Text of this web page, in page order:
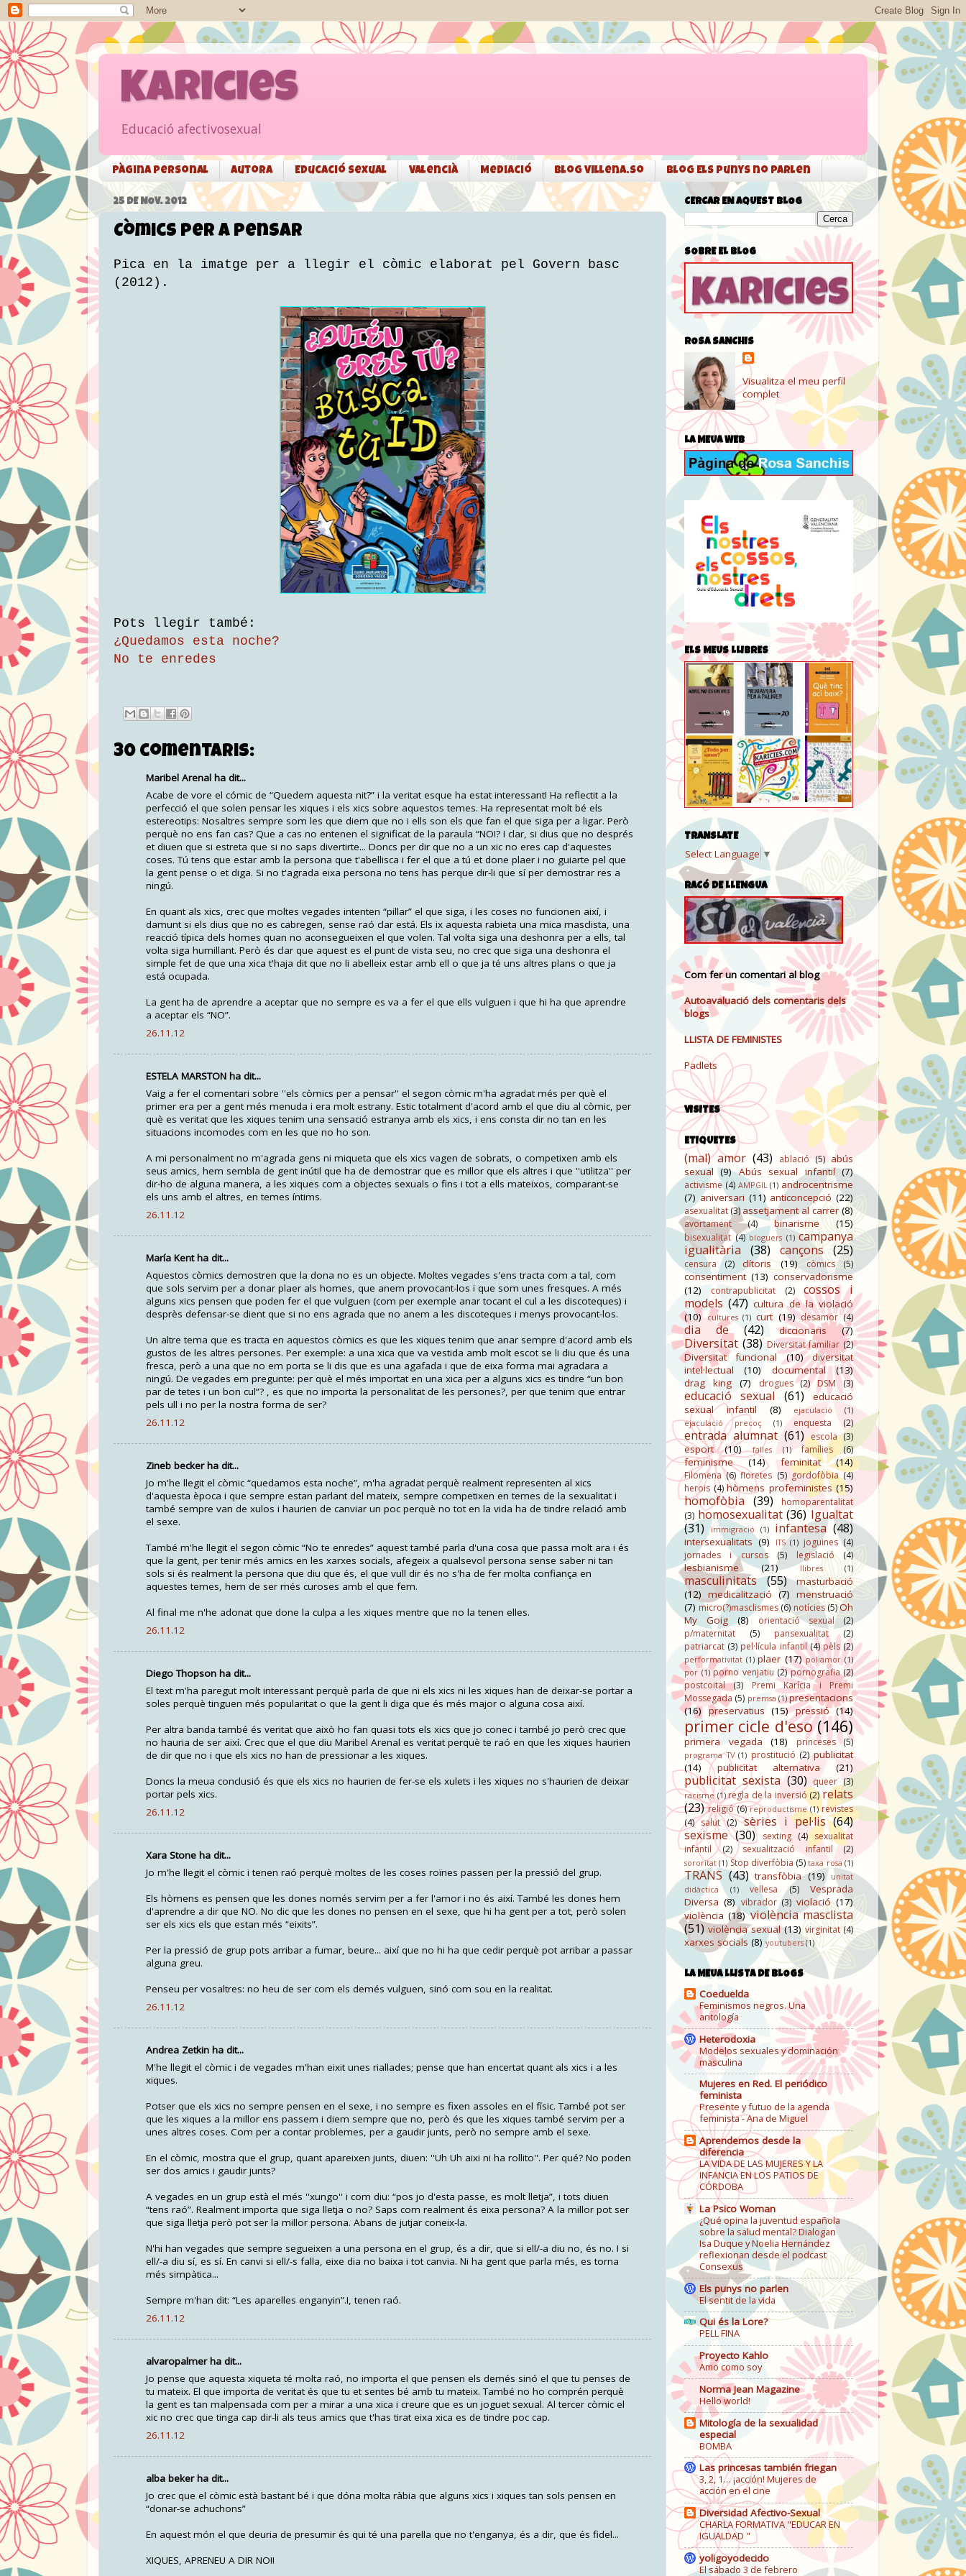
Karicies
Educació afectivosexual
Pàgina personal Autora Educació sexual Valencià Mediació Blog Villena.so Blog Els punys no parlen
25 DE NOV. 2012
Còmics per a pensar
Pica en la imatge per a llegir el còmic elaborat pel Govern basc
(2012).
Pots llegir també:
¿Quedamos esta noche?
No te enredes
30 comentaris:
Maribel Arenal ha dit...
Acabe de vore el cómic de “Quedem aquesta nit?” i la veritat esque ha estat interessant! Ha reflectit a la
perfecció el que solen pensar les xiques i els xics sobre aquestos temes. Ha representat molt bé els
estereotips: Nosaltres sempre som les que diem que no i ells son els que fan el que siga per a ligar. Però
perquè no ens fan cas? Que a cas no entenen el significat de la paraula “NO!? I clar, si dius que no després
et diuen que si estreta que si no saps divertirte... Doncs per dir que no a un xic no eres cap d'aquestes
coses. Tú tens que estar amb la persona que t'abellisca i fer el que a tú et done plaer i no guiarte pel que
la gent pense o et diga. Si no t'agrada eixa persona no tens has perque dir-li que sí per demostrar res a
ningú.
En quant als xics, crec que moltes vegades intenten “pillar” el que siga, i les coses no funcionen així, i
damunt si els dius que no es cabregen, sense raó clar está. Els ix aquesta rabieta una mica masclista, una
reacció típica dels homes quan no aconsegueixen el que volen. Tal volta siga una deshonra per a ells, tal
volta siga humillant. Però és clar que aquest es el punt de vista seu, no crec que siga una deshonra el
simple fet de que una xica t'haja dit que no li abelleix estar amb ell o que ja té uns altres plans o que ja
está ocupada.
La gent ha de aprendre a aceptar que no sempre es va a fer el que ells vulguen i que hi ha que aprendre
a aceptar els “NO”.
26.11.12
ESTELA MARSTON ha dit...
Vaig a fer el comentari sobre ''els còmics per a pensar'' el segon còmic m'ha agradat més per què el
primer era per a gent més menuda i era molt estrany. Estic totalment d'acord amb el que diu al còmic, per
què es veritat que les xiques tenim una sensació estranya amb els xics, i ens consta dir no tan en les
situacions incomodes com en les que no ho son.
A mi personalment no m'agrada gens ni miqueta que els xics vagen de sobrats, o competixen amb els
seus amics, hem sembla de gent inútil que ha de demostrar que es millor que els altres i que ''utilitza'' per
dir-ho de alguna manera, a les xiques com a objectes sexuals o fins i tot a ells mateixos, comparant-se
els uns amb el altres, en temes íntims.
26.11.12
María Kent ha dit...
Aquestos còmics demostren que la dona no es un objecte. Moltes vegades s'ens tracta com a tal, com
que sols servim per a donar plaer als homes, que anem provocant-los i que som unes fresques. A més
alguns xics pensen que poden fer el que vulguen (com per exemple anar tocant el cul a les discoteques) i
desprès defensar-se dient que si no ens agrada que no anem a les discoteques i menys provocant-los.
Un altre tema que es tracta en aquestos còmics es que les xiques tenim que anar sempre d'acord amb els
gustos de les altres persones. Per exemple: a una xica que va vestida amb molt escot se li diu que és una
fresca, però a una que no em porta se li dis que es una agafada i que de eixa forma mai agradara a
ningú. De vegades em pregunte: per què el més importat en una xica per a alguns xics es tindre “un bon
par de tetes i un bon cul”? , es que no importa la personalitat de les persones?, per que tenim que entrar
pels ull i no per la nostra forma de ser?
26.11.12
Zineb becker ha dit...
Jo m'he llegit el còmic “quedamos esta noche”, m'ha agradat perquè realment representen al xics
d'aquesta època i que sempre estan parlant del mateix, sempre competixen en temes de la sexualitat i
també sempre van de xulos i haurien de canviar un poc perquè no tot en la vida ha de tindre relació amb
el sexe.
També m'he llegit el segon còmic “No te enredes” aquest també parla d'una cosa que passa molt ara i és
que la gent, per tenir més amics en les xarxes socials, afegeix a qualsevol persona sense saber ni tan
sols si és realment la persona que diu que és, el que vull dir és no s'ha de fer molta confiança en
aquestes temes, hem de ser més curoses amb el que fem.
Al final me n'he adonat que done la culpa a les xiques mentre que no la tenen elles.
26.11.12
Diego Thopson ha dit...
El text m'ha paregut molt interessant perquè parla de que ni els xics ni les xiques han de deixar-se portar a
soles perquè tinguen més popularitat o que la gent li diga que és més major o alguna cosa així.
Per altra banda també és veritat que això ho fan quasi tots els xics que jo conec i també jo però crec que
no hauria de ser així. Crec que el que diu Maribel Arenal es veritat perquè te raó en que les xiques haurien
de dir que no i que els xics no han de pressionar a les xiques.
Doncs la meua conclusió és que els xics no haurien de fer-se els xulets i les xiques no s'haurien de deixar
portar pels xics.
26.11.12
Xara Stone ha dit...
Jo m'he llegit el còmic i tenen raó perquè moltes de les coses roïnes passen per la pressió del grup.
Els hòmens es pensen que les dones només servim per a fer l'amor i no és així. També les dones hem
d'aprendre a dir que NO. No dic que les dones no pensen en el sexe, que hi ha gent per a tot, però solen
ser els xics els que estan més “eixits”.
Per la pressió de grup pots arribar a fumar, beure... així que no hi ha que cedir perquè pot arribar a passar
alguna greu.
Penseu per vosaltres: no heu de ser com els demés vulguen, sinó com sou en la realitat.
26.11.12
Andrea Zetkin ha dit...
M'he llegit el còmic i de vegades m'han eixit unes riallades; pense que han encertat quant als xics i a les
xiques.
Potser que els xics no sempre pensen en el sexe, i no sempre es fixen assoles en el físic. També pot ser
que les xiques a la millor ens passem i diem sempre que no, però és que les xiques també servim per a
unes altres coses. Com per a contar problemes, per a gaudir junts, però no sempre amb el sexe.
En el còmic, mostra que el grup, quant apareixen junts, diuen: ''Uh Uh aixi ni ha rollito''. Per qué? No poden
ser dos amics i gaudir junts?
A vegades en un grup està el més ''xungo'' i com diu: “pos jo d'esta passe, es molt lletja”, i tots diuen
“tens raó”. Realment importa que siga lletja o no? Saps com realment és eixa persona? A la millor pot ser
que siga lletja però pot ser la millor persona. Abans de jutjar coneix-la.
N'hi han vegades que sempre segueixen a una persona en el grup, és a dir, que si ell/-a diu no, és no. I si
ell/-a diu sí, es sí. En canvi si ell/-s falla, eixe dia no baixa i tot canvia. Ni ha gent que parla més, es torna
més simpàtica...
Sempre m'han dit: “Les aparelles enganyin”.I, tenen raó.
26.11.12
alvaropalmer ha dit...
Jo pense que aquesta xiqueta té molta raó, no importa el que pensen els demés sinó el que tu penses de
tu mateix. El que importa de veritat és que tu et sentes bé amb tu mateix. També no ho comprén perquè
la gent es tan malpensada com per a mirar a una xica i creure que es un joguet sexual. Al tercer còmic el
xic no crec que tinga cap dir-li als teus amics que t'has tirat eixa xica es de tindre poc cap.
26.11.12
alba beker ha dit...
Jo crec que el còmic està bastant bé i que dóna molta ràbia que alguns xics i xiques tan sols pensen en
“donar-se achuchons”
En aquest món el que deuria de presumir és qui té una parella que no t'enganya, és a dir, que és fidel...
XIQUES, APRENEU A DIR NO!!
CERCAR EN AQUEST BLOG
SOBRE EL BLOG
ROSA SANCHIS
Visualitza el meu perfil
complet
LA MEUA WEB
ELS MEUS LLIBRES
TRANSLATE
Select Language ▼
RACÓ DE LLENGUA
Com fer un comentari al blog
Autoavaluació dels comentaris dels
blogs
LLISTA DE FEMINISTES
Padlets
VISITES
ETIQUETES
(mal) amor (43) ablació (5) abús
sexual (9) Abús sexual infantil (7)
activisme (4) AMPGIL (1) androcentrisme
(7) aniversari (11) anticoncepció (22)
asexualitat (3)assetjament al carrer (8)
avortament (4) binarisme (15)
bisexualitat (4) bloguers (1) campanya
igualitària
(38) cançons (25)
censura (2) clítoris (19) còmics (5)
consentiment (13) conservadorisme
(12)
contrapublicitat (2)
cossos i
models (47) cultura de la violació
(10) cultures (1) curt (19) desamor (4)
dia de (42) diccionaris (7)
Diversitat (38) Diversitat familiar (2)
Diversitat funcional (10)
diversitat
intel·lectual
(10) documental
(13)
drag king
(7) drogues (2) DSM (3)
educació sexual (61)
educació
sexual infantil
(8) ejaculació
(1)
ejaculació precoç
(1) enquesta (2)
entrada alumnat (61) escola (3)
esport (10) falles (1) famílies (6)
feminisme (14) feminitat (14)
Filomena (6) floretes (5) gordofòbia (4)
herois (4) hòmens profeministes (15)
homofòbia (39)
homoparentalitat
(3) homosexualitat (36) Igualtat
(31)
immigració (1) infantesa (48)
intersexualitats (9) ITS (1) joguines (4)
jornades i cursos
(5) legislació (4)
lesbianisme (21) llibres (1)
masculinitats (55)
masturbació
(12) medicalització (7) menstruació
(7) micro(?)masclismes (6) notícies(5)Oh
My Goig
(8) orientació sexual
(2)
p/maternitat
(5) pansexualitat
(2)
patriarcat (3) pel·lícula infantil (4) pèls (2)
performativitat (1) plaer (17) poliamor (1)
por (1) porno venjatiu (2) pornografia (2)
postcoital
(3)
Premi Karícia i Premi
Mossegada (5) premsa (1) presentacions
(16) preservatius (15) pressió (14)
primer cicle d'eso (146)
primera vegada (18) princeses (5)
programa TV (1) prostitució (2) publicitat
(14)
publicitat alternativa (21)
publicitat sexista (30) queer (3)
racisme (1) regla de la inversió (2) relats
(23) religió (6) reproductisme (1) revistes
(4) salut (2) sèries i pel·lis (64)
sexisme (30) sexting (4) sexualitat
infantil
(2) sexualització infantil (2)
sororitat (1) Stop diverfòbia (5) taxa rosa (1)
TRANS (43) transfòbia (19)
unitat
didàctica
(1) vellesa (5)
Vesprada
Diversa (8) vibrador (3) violació (17)
violència (18) violència masclista
(51) violència sexual (13) virginitat (4)
xarxes socials (8) youtubers (1)
LA MEUA LLISTA DE BLOGS
Coeduelda
Feminismos negros. Una
antología
Heterodoxia
Modelos sexuales y dominación
masculina
Mujeres en Red. El periódico
feminista
Presente y futuo de la agenda
feminista - Ana de Miguel
Aprendemos desde la
diferencia
LA VIDA DE LAS MUJERES Y LA
INFANCIA EN LOS PATIOS DE
CÓRDOBA
La Psico Woman
¿Qué opina la juventud española
sobre la salud mental? Dialogan
Isa Duque y Noelia Hernández
reflexionan desde el podcast
Consexus
Els punys no parlen
El sentit de la vida
Qui és la Lore?
PELL FINA
Proyecto Kahlo
Amo como soy
Norma Jean Magazine
Hello world!
Mitología de la sexualidad
especial
BOMBA
Las princesas también friegan
3, 2, 1… ¡acción! Mujeres de
acción en el cine
Diversidad Afectivo-Sexual
CHARLA FORMATIVA "EDUCAR EN
IGUALDAD "
yoligoyodecido
El sábado 3 de febrero